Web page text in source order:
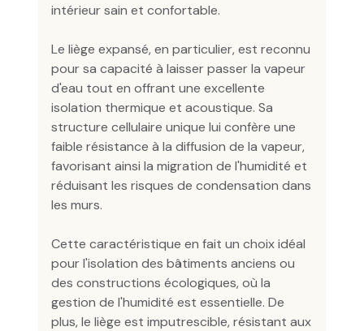
intérieur sain et confortable.
Le liège expansé, en particulier, est reconnu
pour sa capacité à laisser passer la vapeur
d'eau tout en offrant une excellente
isolation thermique et acoustique. Sa
structure cellulaire unique lui confère une
faible résistance à la diffusion de la vapeur,
favorisant ainsi la migration de l'humidité et
réduisant les risques de condensation dans
les murs.
Cette caractéristique en fait un choix idéal
pour l'isolation des bâtiments anciens ou
des constructions écologiques, où la
gestion de l'humidité est essentielle. De
plus, le liège est imputrescible, résistant aux